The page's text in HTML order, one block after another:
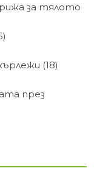
за тялото
(18)
през